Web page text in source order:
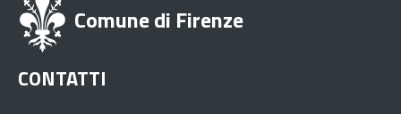
Comune di Firenze
CONTATTI